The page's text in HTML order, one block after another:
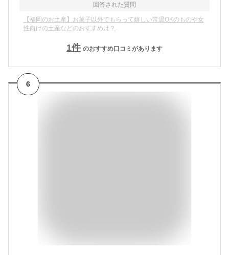
回答された質問
【福岡のお土産】お菓子以外でもらって嬉しい常温OKのものや女
性向けの土産などのおすすめは？
1件 のおすすめ口コミがあります
6